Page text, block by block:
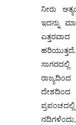
ನೀರು
ಇದನ್ನು
ದೇಶದಿಂದ